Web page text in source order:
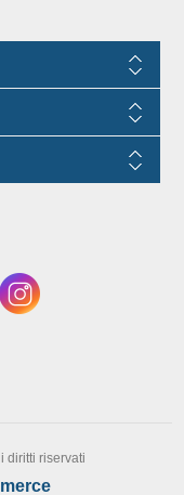
diritti riservati